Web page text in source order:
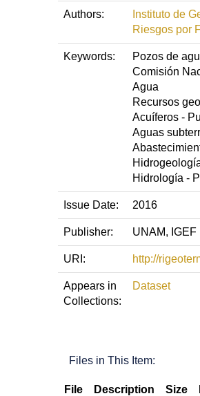
Authors:
Instituto de
Riesgos por
Keywords:
Pozos de
Comisión
Agua
Recursos
Acuíferos -
Aguas
Hidrología -
Issue Date: 2016
Publisher: UNAM,
URI: http://
Appears in
Collections:
Dataset
Files in This Item:
File Description Size